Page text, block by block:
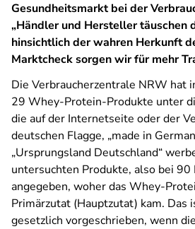
Gesundheitsmarkt bei der
„Händler und Hersteller täuschen
hinsichtlich der wahren Herkunft
Marktcheck sorgen wir für mehr
Die Verbraucherzentrale NRW hat
29 Whey-Protein-Produkte unter
die auf der Internetseite oder der
deutschen Flagge, „made in
„Ursprungsland Deutschland“
untersuchten Produkte, also bei 90
angegeben, woher das Whey-
Primärzutat (Hauptzutat) kam. Das
gesetzlich vorgeschrieben, wenn